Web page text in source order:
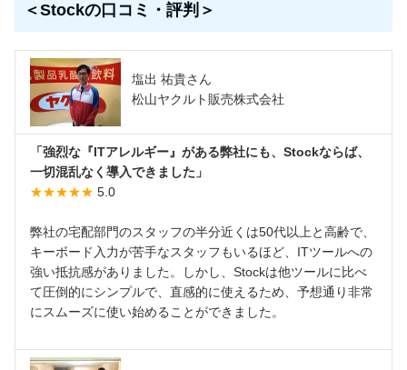
＜Stockの口コミ・評判＞
塩出 祐貴さん
松山ヤクルト販売株式会社
「強烈な『ITアレルギー』がある弊社にも、Stockならば、
一切混乱なく導入できました」
★★★★★ 5.0
弊社の宅配部門のスタッフの半分近くは50代以上と高齢で、
キーボード入力が苦手なスタッフもいるほど、ITツールへの
強い抵抗感がありました。しかし、Stockは他ツールに比べ
て圧倒的にシンプルで、直感的に使えるため、予想通り非常
にスムーズに使い始めることができました。